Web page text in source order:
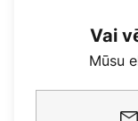
Vai
Mūsu